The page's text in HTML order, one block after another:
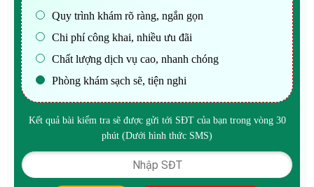
Quy trình khám rõ ràng, ngắn gọn
Chi phí công khai, nhiều ưu đãi
Chất lượng dịch vụ cao, nhanh chóng
Phòng khám sạch sẽ, tiện nghi
Kết quả bài kiểm tra sẽ được gửi tới SĐT của bạn trong vòng 30
phút (Dưới hình thức SMS)